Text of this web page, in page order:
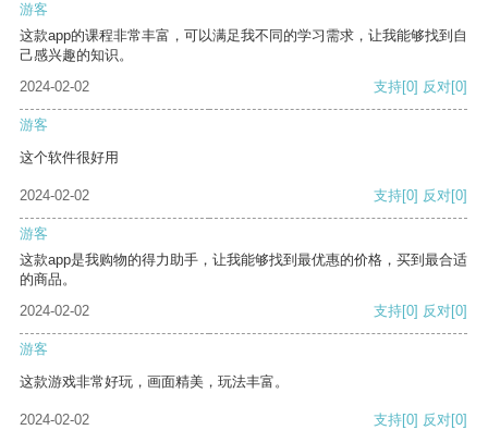
游客
这款app的课程非常丰富，可以满足我不同的学习需求，让我能够找到自
己感兴趣的知识。
2024-02-02
支持[0] 反对[0]
游客
这个软件很好用
2024-02-02 支持[0] 反对[0]
游客
这款app是我购物的得力助手，让我能够找到最优惠的价格，买到最合适
的商品。
2024-02-02
支持[0] 反对[0]
游客
这款游戏非常好玩，画面精美，玩法丰富。
2024-02-02 支持[0] 反对[0]